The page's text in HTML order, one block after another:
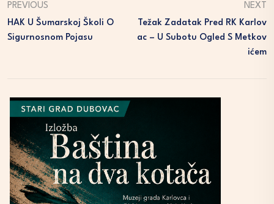
PREVIOUS
HAK U Šumarskoj Školi O
Sigurnosnom Pojasu
NEXT
Težak Zadatak Pred RK Karlov
Ac – U Subotu Ogled S Metkov
Ićem